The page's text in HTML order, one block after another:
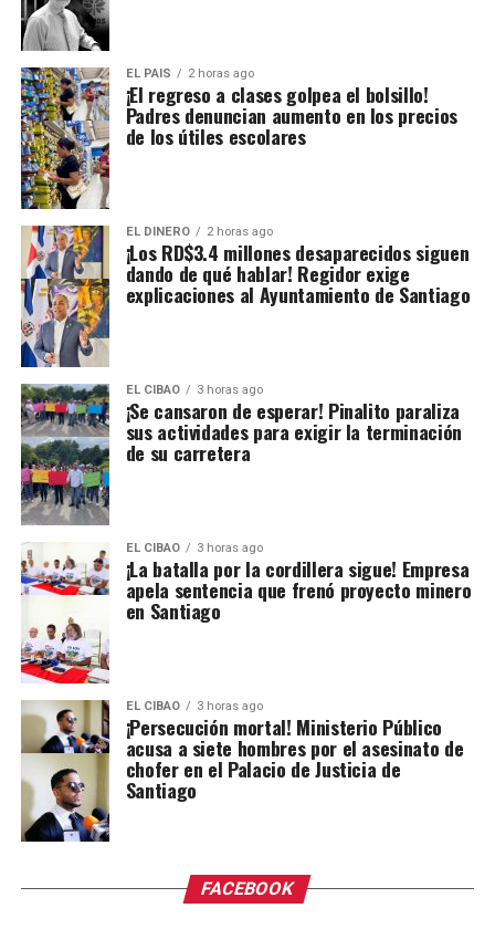
EL PAIS 2 horas ago
¡El regreso a clases golpea el bolsillo!
Padres denuncian aumento en los precios
de los útiles escolares
EL DINERO 2 horas ago
¡Los RD$3.4 millones desaparecidos siguen
dando de qué hablar! Regidor exige
explicaciones al Ayuntamiento de Santiago
EL CIBAO 3 horas ago
¡Se cansaron de esperar! Pinalito paraliza
sus actividades para exigir la terminación
de su carretera
EL CIBAO 3 horas ago
¡La batalla por la cordillera sigue! Empresa
apela sentencia que frenó proyecto minero
en Santiago
EL CIBAO 3 horas ago
¡Persecución mortal! Ministerio Público
acusa a siete hombres por el asesinato de
chofer en el Palacio de Justicia de
Santiago
FACEBOOK